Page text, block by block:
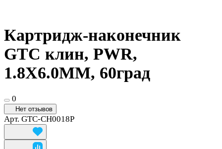
Картридж-наконечник
GTC клин, PWR,
1.8X6.0MM, 60град
0
Нет отзывов
Арт. GTC-CH0018P